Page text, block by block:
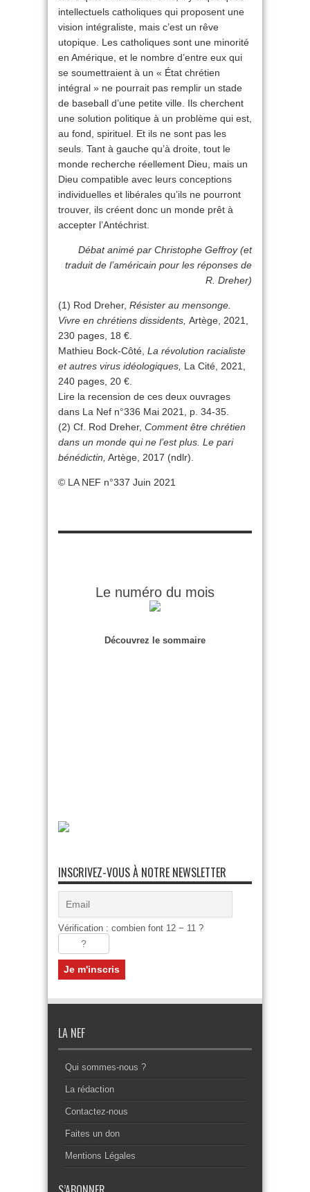
intellectuels catholiques qui proposent une
vision intégraliste, mais c’est un rêve
utopique. Les catholiques sont une minorité
en Amérique, et le nombre d’entre eux qui
se soumettraient à un « État chrétien
intégral » ne pourrait pas remplir un stade
de baseball d’une petite ville. Ils cherchent
une solution politique à un problème qui est,
au fond, spirituel. Et ils ne sont pas les
seuls. Tant à gauche qu’à droite, tout le
monde recherche réellement Dieu, mais un
Dieu compatible avec leurs conceptions
individuelles et libérales qu’ils ne pourront
trouver, ils créent donc un monde prêt à
accepter l’Antéchrist.
Débat animé par Christophe Geffroy (et
traduit de l’américain pour les réponses de
R. Dreher)
(1) Rod Dreher, Résister au mensonge.
Vivre en chrétiens dissidents, Artège, 2021,
230 pages, 18 €.
Mathieu Bock-Côté, La révolution racialiste
et autres virus idéologiques, La Cité, 2021,
240 pages, 20 €.
Lire la recension de ces deux ouvrages
dans La Nef n°336 Mai 2021, p. 34-35.
(2) Cf. Rod Dreher, Comment être chrétien
dans un monde qui ne l’est plus. Le pari
bénédictin, Artège, 2017 (ndlr).
© LA NEF n°337 Juin 2021
Le numéro du mois
Découvrez le sommaire
INSCRIVEZ-VOUS À NOTRE NEWSLETTER
Vérification : combien font 12 − 11 ?
LA NEF
Qui sommes-nous ?
La rédaction
Contactez-nous
Faites un don
Mentions Légales